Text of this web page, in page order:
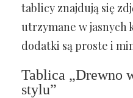
tablicy znajdują się
utrzymane w jasnych
dodatki są proste i
Tablica „Drewno
stylu”